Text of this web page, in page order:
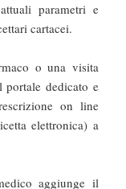
parametri e
cartacei.
o una visita
portale dedicato e
on line
elettronica) a
aggiunge il